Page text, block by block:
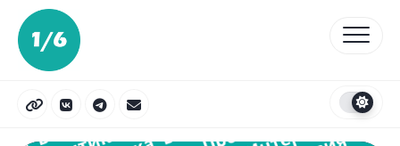
Перейти
содержанию